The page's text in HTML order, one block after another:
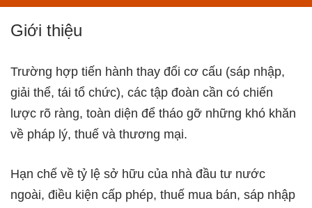
Giới thiệu
Trường hợp tiến hành thay đổi cơ cấu (sáp nhập,
giải thể, tái tổ chức), các tập đoàn cần có chiến
lược rõ ràng, toàn diện để tháo gỡ những khó khăn
về pháp lý, thuế và thương mại.
Hạn chế về tỷ lệ sở hữu của nhà đầu tư nước
ngoài, điều kiện cấp phép, thuế mua bán, sáp nhập